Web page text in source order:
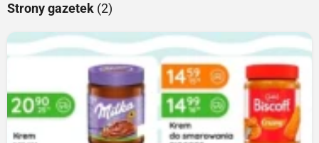
Strony gazetek (2)